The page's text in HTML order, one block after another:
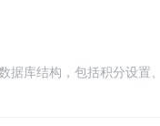
据库结构，包括积分设置
模块。同时，需要实现